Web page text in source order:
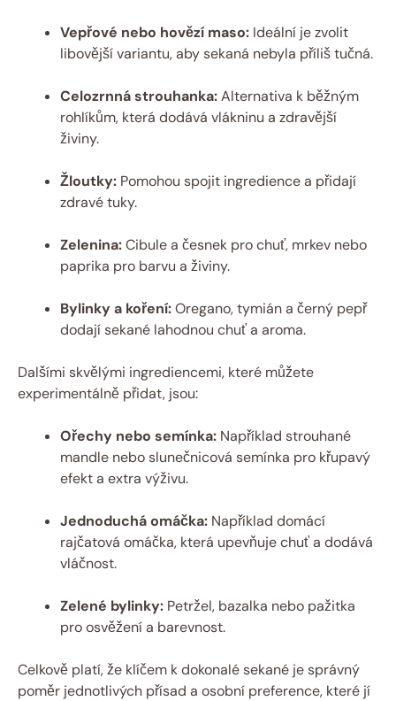
Vepřové nebo hovězí maso: Ideální je zvolit
libovější variantu, aby sekaná nebyla příliš tučná.
Celozrnná strouhanka:Alternativa k běžným
rohlíkům, která dodává vlákninu a zdravější
živiny.
Žloutky: Pomohou spojit ingredience a přidají
zdravé tuky.
Zelenina:Cibule a česnek pro chuť, mrkev nebo
paprika pro barvu a živiny.
Bylinky a koření:Oregano, tymián a černý pepř
dodají sekané lahodnou chuť a aroma.
Dalšími skvělými ingrediencemi, které můžete
experimentálně přidat, jsou:
Ořechy nebo semínka: Například strouhané
mandle nebo slunečnicová semínka pro křupavý
efekt a extra výživu.
Jednoduchá omáčka: Například domácí
rajčatová omáčka, která upevňuje chuť a dodává
vláčnost.
Zelené bylinky: Petržel, bazalka nebo pažitka
pro osvěžení a barevnost.
Celkově platí, že klíčem k dokonalé sekané je správný
poměr jednotlivých přísad a osobní preference, které jí